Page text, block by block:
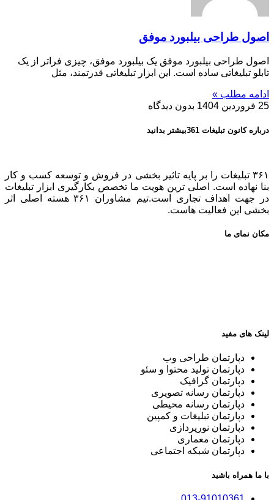
اصول طراحی بیلبورد موفق
اصول طراحی بیلبورد موفق یک بیلبورد موفق، چیزی فراتر از یک
تابلو تبلیغاتی ساده است. این ابزار تبلیغاتی قدرتمند، مثل
ادامه مطلب »
25 فروردین 1404
بدون دیدگاه
درباره کانون تبلیغات 361بیشتر بدانید
۳۶۱ تبلیغات را بر پایه تاثیر بخشی در فروش و توسعه کسب و کار
بنا نهاده است. اصلی ترین هویت ما تخصص بکارگیری ابزار تبلیغات
در جهت اهداف تجاری است.تیم مشاوران ۳۶۱ هسته اصلی اثر
بخشی این فعالیت هاست.
مکان نمای ما
لینک های مفید
دپارتمان طراحی وب
دپارتمان تولید محتوا و سئو
دپارتمان گرافیک
دپارتمان رسانه تصویری
دپارتمان رسانه محیطی
دپارتمان تبلیغات و کمپین
دپارتمان نورپردازی
دپارتمان معماری
دپارتمان شبکه اجتماعی
با ما همراه باشید